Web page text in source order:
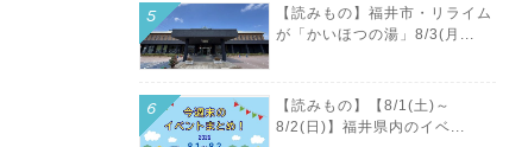
【読みもの】福井市・リライム
が「かいほつの湯」8/3(月...
【読みもの】【8/1(土)～
8/2(日)】福井県内のイベ...